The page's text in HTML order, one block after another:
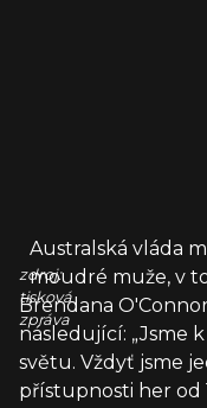
zdroj:
tisková
zpráva
Australská vláda
moudré muže, v
Brendana
následující: „Jsme
světu. Vždyť jsme
přístupnosti her od